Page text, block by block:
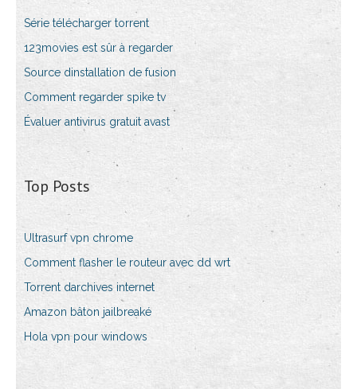
Série télécharger torrent
123movies est sûr à regarder
Source dinstallation de fusion
Comment regarder spike tv
Évaluer antivirus gratuit avast
Top Posts
Ultrasurf vpn chrome
Comment flasher le routeur avec dd wrt
Torrent darchives internet
Amazon bâton jailbreaké
Hola vpn pour windows